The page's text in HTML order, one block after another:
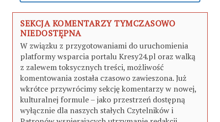
SEKCJA KOMENTARZY TYMCZASOWO
NIEDOSTĘPNA
W związku z przygotowaniami do uruchomienia
platformy wsparcia portalu Kresy24.pl oraz walką
z zalewem toksycznych treści, możliwość
komentowania została czasowo zawieszona. Już
wkrótce przywrócimy sekcję komentarzy w nowej,
kulturalnej formule – jako przestrzeń dostępną
wyłącznie dla naszych stałych Czytelników i